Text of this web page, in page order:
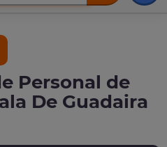
Personal de
De Guadaira